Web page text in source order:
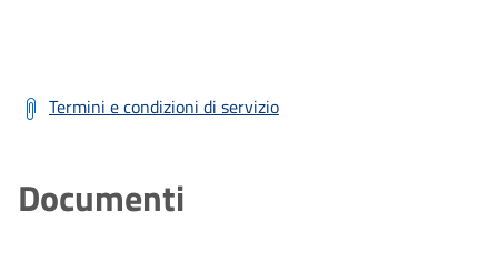
Termini e condizioni di servizio
Documenti